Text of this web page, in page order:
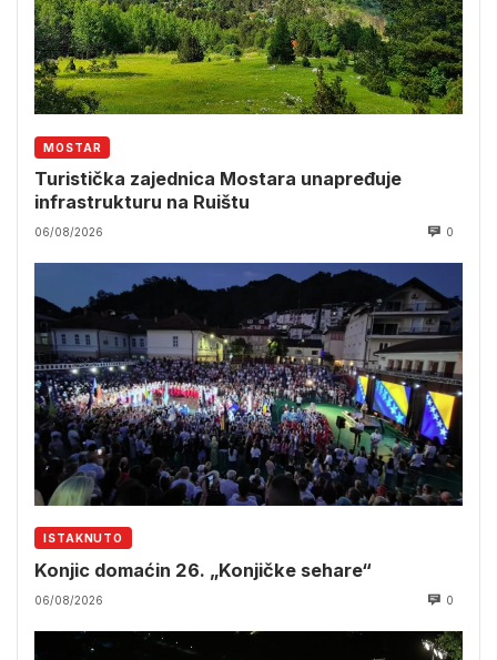
MOSTAR
Turistička zajednica Mostara unapređuje
infrastrukturu na Ruištu
06/08/2026 0
ISTAKNUTO
Konjic domaćin 26. „Konjičke sehare“
06/08/2026 0